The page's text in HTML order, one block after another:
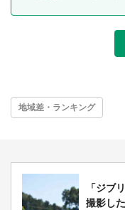
地域差・ランキング
「ジブ
撮影し